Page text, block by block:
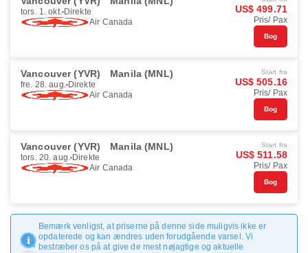
tors. 1. okt. Direkte
Air Canada
US$ 499.71
Pris/ Pax
Bog
Vancouver (YVR) Manila (MNL)
fre. 28. aug. Direkte
Air Canada
Start fra
US$ 505.16
Pris/ Pax
Bog
Vancouver (YVR) Manila (MNL)
tors. 20. aug. Direkte
Air Canada
Start fra
US$ 511.58
Pris/ Pax
Bog
Bemærk venligst, at priserne på denne side muligvis ikke er
opdaterede og kan ændres uden forudgående varsel. Vi
bestræber os på at give de mest nøjagtige og aktuelle